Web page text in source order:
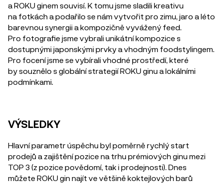
a ROKU ginem souvisí. K tomu jsme sladili kreativu
na fotkách a podařilo se nám vytvořit pro zimu, jaro a léto
barevnou synergii a kompozičně vyvážený feed.
Pro fotografie jsme vybrali unikátní kompozice s
dostupnými japonskými prvky a vhodným foodstylingem.
Pro focení jsme se vybírali vhodné prostředí, které
by souznělo s globální strategií ROKU ginu a lokálními
podmínkami.
VÝSLEDKY
Hlavní parametr úspěchu byl poměrně rychlý start
prodejů a zajištění pozice na trhu prémiových ginu mezi
TOP 3 (z pozice povědomí, tak i prodejnosti). Dnes
můžete ROKU gin najít ve většině koktejlových barů